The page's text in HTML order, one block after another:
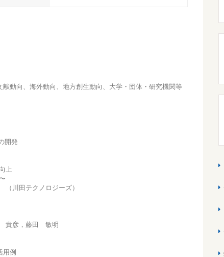
動向、海外動向、地方創生動向、大学・団体・研究機関等
開発
上
田テクノロジーズ）
貴彦，藤田 敏明
用例